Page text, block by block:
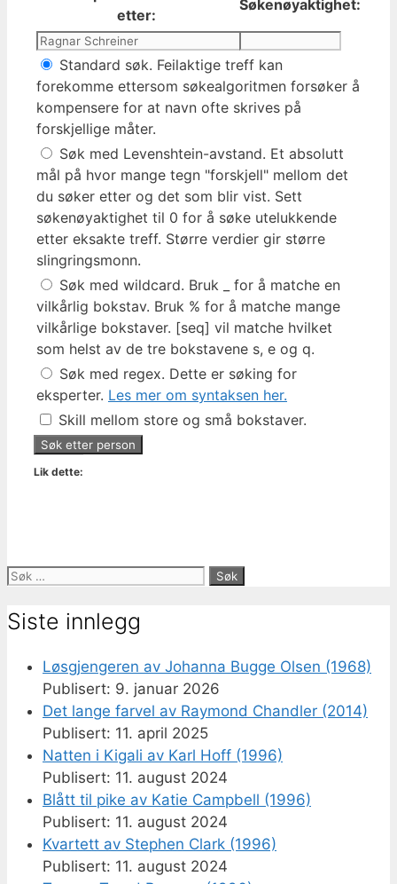
etter:
Søkenøyaktighet:
Standard søk. Feilaktige treff kan
forekomme ettersom søkealgoritmen forsøker å
kompensere for at navn ofte skrives på
forskjellige måter.
Søk med Levenshtein-avstand. Et absolutt
mål på hvor mange tegn "forskjell" mellom det
du søker etter og det som blir vist. Sett
søkenøyaktighet til 0 for å søke utelukkende
etter eksakte treff. Større verdier gir større
slingringsmonn.
Søk med wildcard. Bruk _ for å matche en
vilkårlig bokstav. Bruk % for å matche mange
vilkårlige bokstaver. [seq] vil matche hvilket
som helst av de tre bokstavene s, e og q.
Søk med regex. Dette er søking for
eksperter. Les mer om syntaksen her.
Skill mellom store og små bokstaver.
Lik dette:
Søk
Siste innlegg
Løsgjengeren av Johanna Bugge Olsen (1968)
9. januar 2026
Det lange farvel av Raymond Chandler (2014)
11. april 2025
Natten i Kigali av Karl Hoff (1996)
11. august 2024
Blått til pike av Katie Campbell (1996)
11. august 2024
Kvartett av Stephen Clark (1996)
11. august 2024